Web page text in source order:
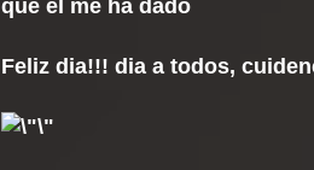
que el me ha dado
Feliz dia!!! dia a todos,